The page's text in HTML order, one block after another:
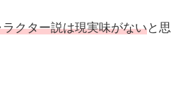
クター説は現実味がないと思